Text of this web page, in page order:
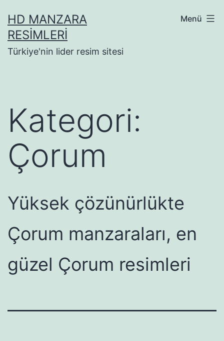
geçHD MANZARA
RESIMLERI
Türkiye'nin lider resim sitesi
Menü
Kategori:
Çorum
Yüksek çözünürlükte
Çorum manzaraları, en
güzel Çorum resimleri